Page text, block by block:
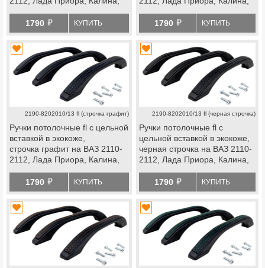
Нива 4х4 с 2019 г.в., Нива
Легенд, Нива Тревел,
Шевроле Нива, datsun
1790 й КУПИТЬ
Нива 4х4 с 2019 г.в., Нива
Легенд, Нива Тревел,
Шевроле Нива, datsun
1790 й КУПИТЬ
2190-8202010/13 fl (строчка графит)
Ручки потолочные fl с цельной
вставкой в экокоже,
строчка графит на ВАЗ 2110-
2112, Лада Приора, Калина,
Нива 4х4 с 2019 г.в., Нива
Легенд, Нива Тревел,
Шевроле Нива, datsun
1790 й КУПИТЬ
2190-8202010/13 fl (черная строчка)
Ручки потолочные fl с
цельной вставкой в экокоже,
черная строчка на ВАЗ 2110-
2112, Лада Приора, Калина,
Нива 4х4 с 2019 г.в., Нива
Легенд, Нива Тревел,
Шевроле Нива, datsun
1790 й КУПИТЬ